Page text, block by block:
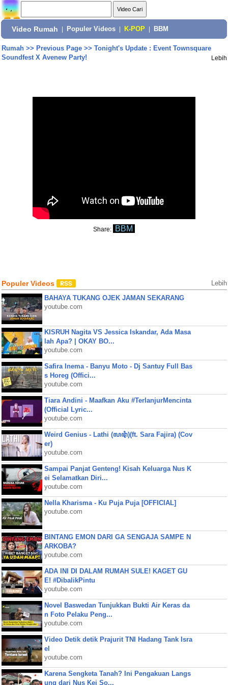
Video Rumah Populer Videos K-POP BBM
Rumah>> Previous Page>> Tonight's Update : Event Townsquare
Soundfest X Avenew Party!
Lebih
Share: BBM
Populer Videos Lebih
BAHAYA TUKANG OJEK JAMAN SEKARANG
youtube.com
KISRUH Nagita VS Jessica Iskandar, Ada Masa
lah Apa? | OKAY BO...
youtube.com
Safira Inema - Banyu Moto - Dj Santuy Full Bas
s Horeg (Offici...
youtube.com
Tiara Andini - Maafkan Aku #TerlanjurMencinta
(Official Lyric...
youtube.com
Weird Genius - Lathi (ꦭꦛꦶ)(ft. Sara Fajira) (Cov
er)
youtube.com
Sampai Panjat Genteng! Kisah Keluarga Nus K
ei Selamatkan Diri...
youtube.com
Nella Kharisma - Ku Puja Puja [OFFICIAL]
youtube.com
BINTANG EMON DARI GA SENGAJA SAMPE N
ARKOBA?
youtube.com
ADA INI DI DALAM RUMAH SULE! KAGET GU
E! #DibalikPintu
youtube.com
Novel Baswedan Tunjukkan Bukti Air Keras da
n Foto Pelaku Peng...
youtube.com
Video Detik detik Prajurit TNI Hadang Tank Isra
el
youtube.com
Karena Sengketa Tanah? Ini Pengakuan Langs
ung dari Nus Kei So...